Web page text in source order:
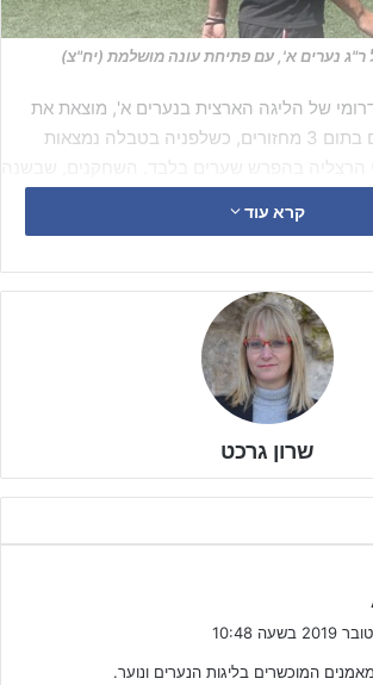
ר"ג נערים א', עם פתיחת עונה מושלמת (יח"צ)
של הליגה הארצית בנערים א', מוצאת את
עצמה עם מאזן מושלם בתום 3 מחזורים, כשלפניה בטבלה נמצאות
דרום של שנתון נערים ב', עולים למגרש בידיעה
על כל הקופה. וכשמקשיבים לרועי טרופ,
קרא עוד
שרון גרכט
ב
המוכשרים בליגות הנערים ונוער.